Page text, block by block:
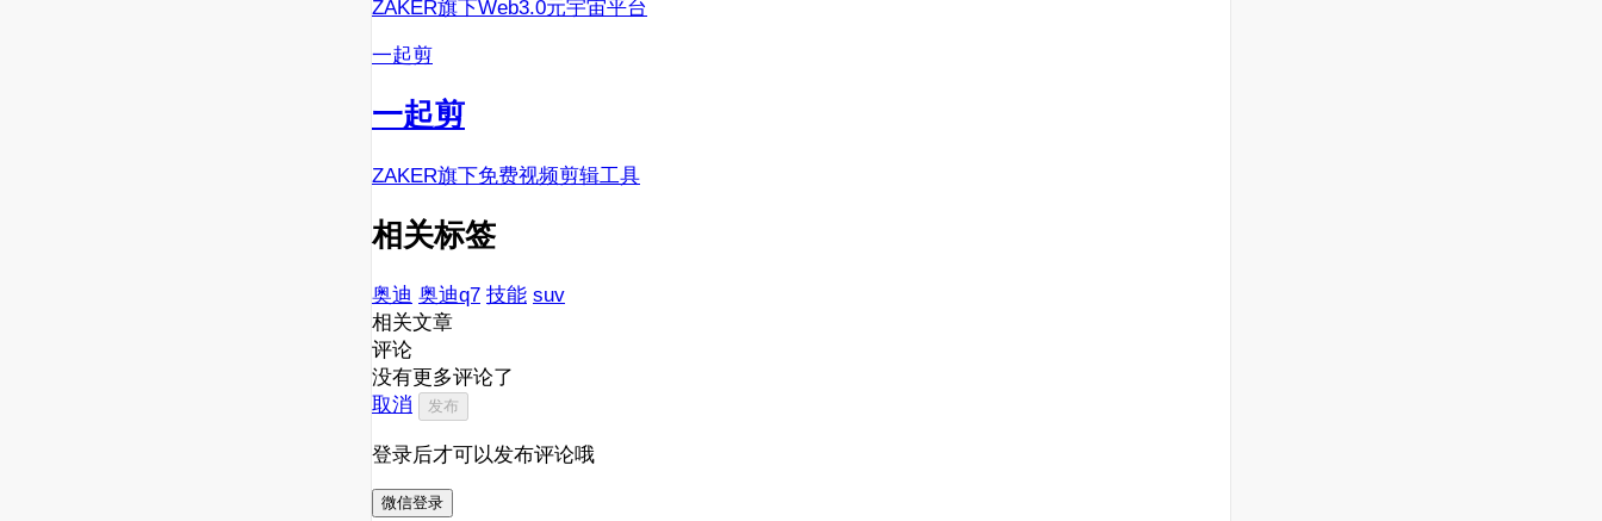
ZAKER旗下Web3.0元宇宙平台
一起剪
一起剪
ZAKER旗下免费视频剪辑工具
相关标签
奥迪 奥迪q7 技能 suv
相关文章
评论
没有更多评论了
取消
发布
登录后才可以发布评论哦
微信登录